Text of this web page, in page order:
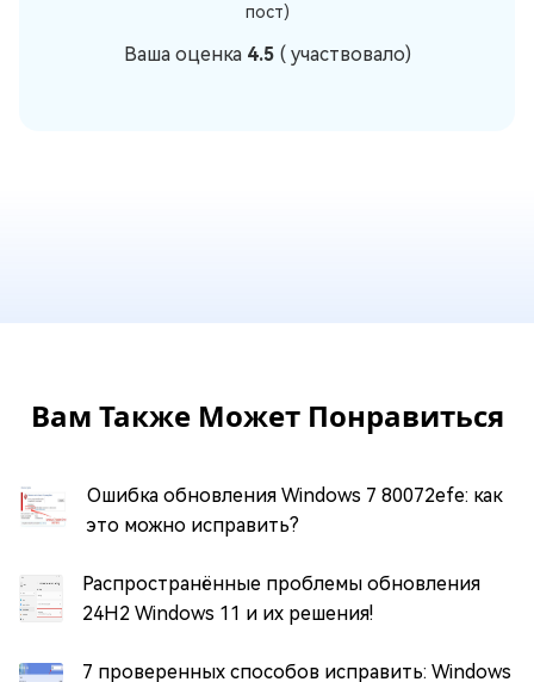
пост)
Ваша оценка 4.5 (участвовало)
Вам Также Может Понравиться
Ошибка обновления Windows 7 80072efe: как
это можно исправить?
Распространённые проблемы обновления
24H2 Windows 11 и их решения!
7 проверенных способов исправить: Windows